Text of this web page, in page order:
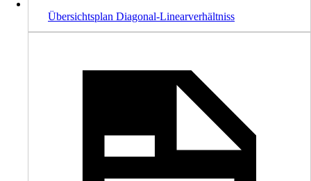
Übersichtsplan Diagonal-Linearverhältniss